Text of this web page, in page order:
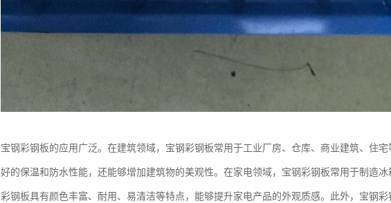
宝钢彩钢板的应用广泛。在建筑领域，宝钢彩钢板常用于工业厂房、仓库、商业建筑、住
好的保温和防水性能，还能够增加建筑物的美观性。在家电领域，宝钢彩钢板常用于制造
彩钢板具有颜色丰富、耐用、易清洁等特点，能够提升家电产品的外观质感。此外，宝钢彩